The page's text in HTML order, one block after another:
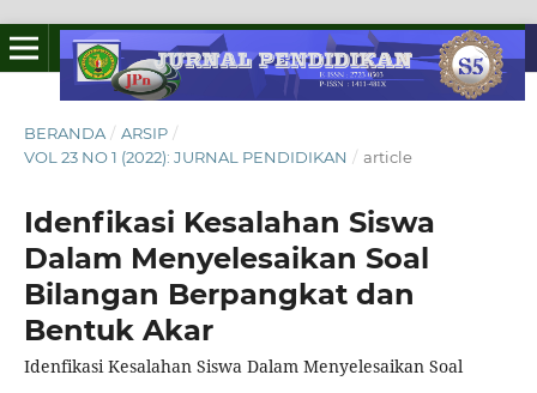
BERANDA / ARSIP /
VOL 23 NO 1 (2022): JURNAL PENDIDIKAN / article
Idenfikasi Kesalahan Siswa
Dalam Menyelesaikan Soal
Bilangan Berpangkat dan
Bentuk Akar
Idenfikasi Kesalahan Siswa Dalam Menyelesaikan Soal